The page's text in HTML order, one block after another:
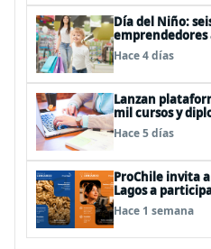
Día del Niño:
publicidad
Hace 4 días
Lanzan
mil cursos y
futuro del trabajo
Hace 5 días
ProChile invita
Lagos a
Concursos 2027
Hace 1 semana